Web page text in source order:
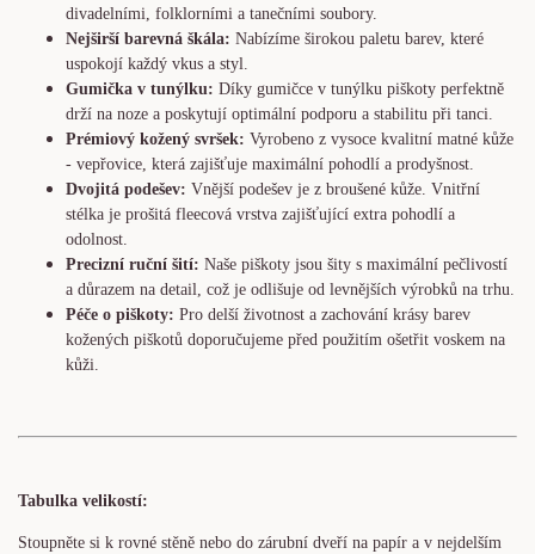
divadelními, folklorními a tanečními soubory.
Nejširší barevná škála: Nabízíme širokou paletu barev, které
uspokojí každý vkus a styl.
Gumička v tunýlku: Díky gumičce v tunýlku piškoty perfektně
drží na noze a poskytují optimální podporu a stabilitu při tanci.
Prémiový kožený svršek: Vyrobeno z vysoce kvalitní matné kůže
- vepřovice, která zajišťuje maximální pohodlí a prodyšnost.
Dvojitá podešev: Vnější podešev je z broušené kůže. Vnitřní
stélka je prošitá fleecová vrstva zajišťující extra pohodlí a
odolnost.
Precizní ruční šití: Naše piškoty jsou šity s maximální pečlivostí
a důrazem na detail, což je odlišuje od levnějších výrobků na trhu.
Péče o piškoty: Pro delší životnost a zachování krásy barev
kožených piškotů doporučujeme před použitím ošetřit voskem na
kůži.
Tabulka velikostí:
Stoupněte si k rovné stěně nebo do zárubní dveří na papír a v nejdelším